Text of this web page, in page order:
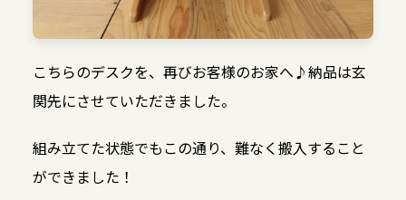
こちらのデスクを、再びお客様のお家へ♪納品は玄
関先にさせていただきました。
組み立てた状態でもこの通り、難なく搬入すること
ができました！